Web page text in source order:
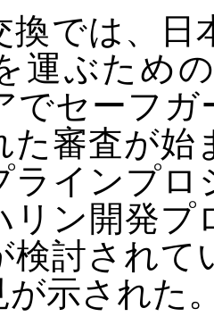
換では、日
運ぶため
でセーフガ
た審査が始
ラインプロ
リン開発プ
検討され
が示された